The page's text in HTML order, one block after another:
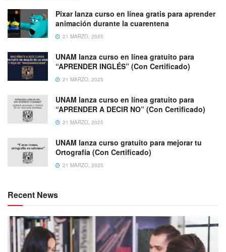
Pixar lanza curso en línea gratis para aprender
animación durante la cuarentena
21 MARZO, 2025
UNAM lanza curso en línea gratuito para
“APRENDER INGLÉS” (Con Certificado)
21 MARZO, 2025
UNAM lanza curso en línea gratuito para
“APRENDER A DECIR NO” (Con Certificado)
21 MARZO, 2025
UNAM lanza curso gratuito para mejorar tu
Ortografía (Con Certificado)
21 MARZO, 2025
Recent News